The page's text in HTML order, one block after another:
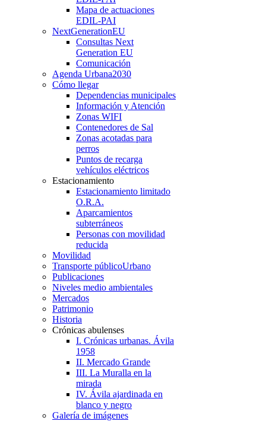
Mapa de actuaciones
EDIL-PAI
NextGenerationEU
Consultas Next
Generation EU
Comunicación
Agenda Urbana2030
Cómo llegar
Dependencias municipales
Información y Atención
Zonas WIFI
Contenedores de Sal
Zonas acotadas para
perros
Puntos de recarga
vehículos eléctricos
Estacionamiento
Estacionamiento limitado
O.R.A.
Aparcamientos
subterráneos
Personas con movilidad
reducida
Movilidad
Transporte públicoUrbano
Publicaciones
Niveles medio ambientales
Mercados
Patrimonio
Historia
Crónicas abulenses
I. Crónicas urbanas. Ávila
1958
II. Mercado Grande
III. La Muralla en la
mirada
IV. Ávila ajardinada en
blanco y negro
Galería de imágenes